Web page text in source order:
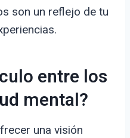
son un reflejo de tu
entre los
mental?
una visión